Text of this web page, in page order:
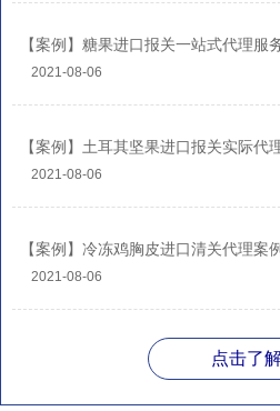
【案例】糖果进口报关一站式代理服
2021-08-06
【案例】土耳其坚果进口报关实际代
2021-08-06
【案例】冷冻鸡胸皮进口清关代理案
2021-08-06
点击了